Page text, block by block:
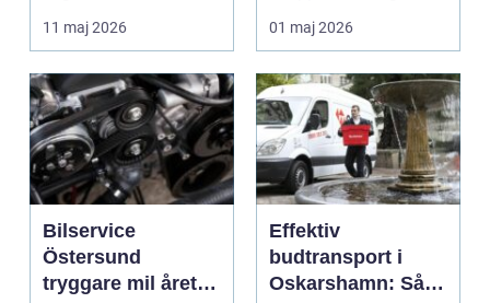
styrning och accelera...
11 maj 2026
bilägares drömscen...
01 maj 2026
Bilservice
Östersund
tryggare mil året
Effektiv
budtransport i
Oskarshamn: Så